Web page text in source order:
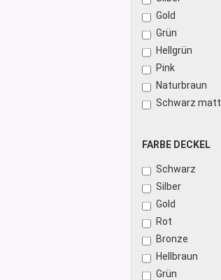
Gold
Grün
Hellgrün
Pink
Naturbraun
Schwarz matt
FARBE
FARBE DECKEL
Schwarz
Silber
Gold
Rot
Bronze
Hellbraun
Grün